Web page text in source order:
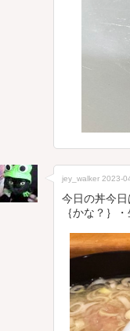
jey_walker 2023-
今日の丼今
｛かな？｝